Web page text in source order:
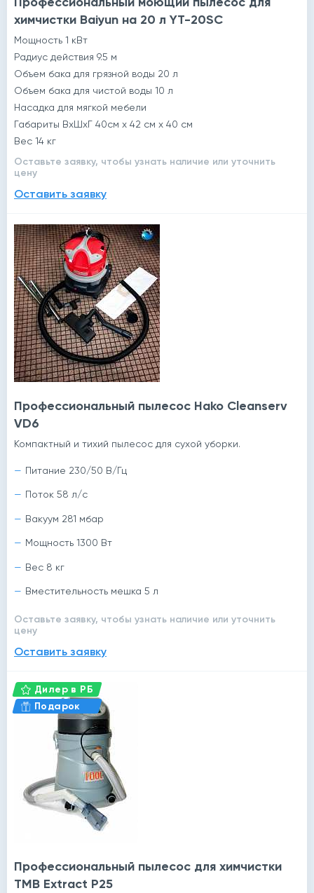
химчистки Baiyun на 20 л YT-20SC
Мощность 1 кВт
Радиус действия 9.5 м
Объем бака для грязной воды 20 л
Объем бака для чистой воды 10 л
Насадка для мягкой мебели
Габариты ВхШхГ 40см х 42 см х 40 см
Вес 14 кг
Оставьте заявку, чтобы узнать наличие или уточнить
цену
Оставить заявку
Профессиональный пылесос Hako Cleanserv
VD6
Компактный и тихий пылесос для сухой уборки.
Питание 230/50 В/Гц
Поток 58 л/с
Вакуум 281 мбар
Мощность 1300 Вт
Вес 8 кг
Вместительность мешка 5 л
Оставьте заявку, чтобы узнать наличие или уточнить
цену
Оставить заявку
Дилер в РБ
Подарок
Профессиональный пылесос для химчистки
TMB Extract P25